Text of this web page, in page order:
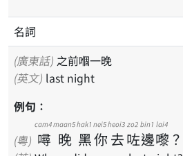
名詞
(廣東話) 之前嗰一晚
(英文) last night
例句：
(粵) 噚
cam4
晚
maan5
黑
hak1
你
nei5
去
heoi3
咗
zo2
邊
bin1
嚟
lai4
？